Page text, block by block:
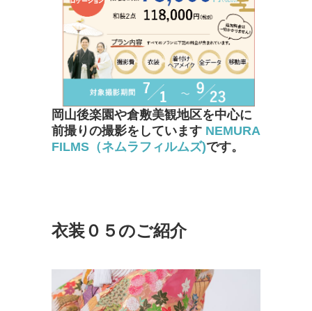
岡山後楽園や倉敷美観地区を中心に
前撮りの撮影をしています NEMURA
FILMS（ネムラフィルムズ)です。
衣装０５のご紹介